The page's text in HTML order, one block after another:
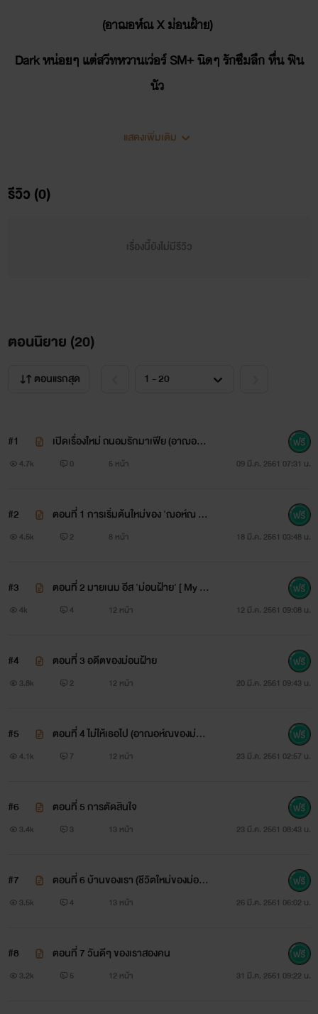
(อาฌอห์ณ X ม่อนฝ้าย)
Dark หน่อยๆ แต่สวีทหวานเว่อร์ SM+ นิดๆ รักซึมลึก หื่น ฟิน
นัว
ฌอห์ณ แกรนเวล
ความผิดหวังในรักครั้งแรกของฌอห์ณ ความรักแบบผิดๆ ของเขา
มีแต่คนกล่าวว่า...ต่อให้เขาต้องตายไปก็คงมิอาจลบเลือนความ
เจ็บปวดและผิดหวังจากการสูญเสียคนรักเพียงคนเดียวไปได้?
ทุกคนจ้องแต่จะคิดว่าคนอย่างเขาไม่เคยรักใครจริง ผู้หญิงคือที่
ระบายความใคร่และตัณหาแบบจิตๆ ของเขาเท่านั้น แต่มันไม่ใช่
ทุกวันฌอห์ณได้แต่เฝ้ามองความเป็นไปของเธออยู่ห่างๆ
รักครั้งแรกและคงจะเป็นครั้งสุดท้ายของฌอห์ณตลอดไป หากไม่
ได้บังเอิญพบเธอคนนั้น....
ม่อนฝ้ายของอาฌอห์ณ
"สัญญาสิ สัญญาว่าจะอยู่กับอา รักแค่อา ยอมทุกอย่างเพื่ออา
อาจะปล่อยมันไป"
ถึงที่สุดแล้ว แม้ว่าในวินาทีนี้ มันจะยากเกินกว่าจะกักเก็บไว้ได้
ก็ตาม ทำไมกัน ทั้งๆ ที่เขาทุ่มเท ดูแลและเอาใจใส่เธอทุกอย่าง
ต้องเป็นของฌอห์ณสิถึงจะถูก คนเลวแถมโรคจิตอย่างฌอห์ณก็มี
หัวใจ เขาไม่พร้อมจะสูญเสียใครหรืออะไรอีกแล้ว
แสดงเพิ่มเติม
รีวิว (0)
เรื่องนี้ยังไม่มีรีวิว
ตอนนิยาย (20)
ตอนแรกสุด
#1
เปิดเรื่องใหม่ ถนอมรักมาเฟีย (อาฌอห์
ณ X ม่อนฝ้าย)
4.7k 0 5 หน้า 09 มี.ค. 2561 07:31 น.
#2
ตอนที่ 1 การเริ่มต้นใหม่ของ 'ฌอห์ณ แก
รนเวล'
4.5k 2 8 หน้า 18 มี.ค. 2561 03:48 น.
#3
ตอนที่ 2 มายเนม อีส 'ม่อนฝ้าย' [ My n
ame is MonFai]
4k 4 12 หน้า 12 มี.ค. 2561 09:08 น.
#4 ตอนที่ 3 อดีตของม่อนฝ้าย
3.8k 2 12 หน้า 20 มี.ค. 2561 09:43 น.
#5
ตอนที่ 4 ไม่ให้เธอไป (อาฌอห์ณของม่อน
ฝ้าย แทรกซึมทีละนิดๆ)
4.1k 7 12 หน้า 23 มี.ค. 2561 02:57 น.
#6 ตอนที่ 5 การตัดสินใจ
3.4k 3 13 หน้า 23 มี.ค. 2561 08:43 น.
#7
ตอนที่ 6 บ้านของเรา (ชีวิตใหม่ของม่อน
ฝ้าย)
3.5k 4 13 หน้า 26 มี.ค. 2561 06:02 น.
#8 ตอนที่ 7 วันดีๆ ของเราสองคน
3.2k 5 12 หน้า 31 มี.ค. 2561 09:22 น.